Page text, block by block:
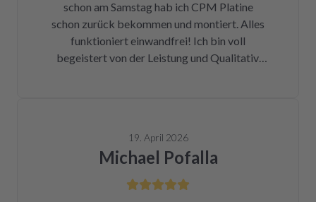
halbe Stunde, nachdem mein Paket
angekommen war, bekam ich eine Rechnung
der Reparatur und das Teil war wieder auf
dem Rückweg zu mir!!! Unglaublich. Leider
und angemacht. Und tada! Er läuft wieder! Ein
Träumchen. Danke, danke, danke. Wilk gar
nicht erst wissen, was der Mieltechniker
schon am Samstag hab ich CPM Platine
schon zurück bekommen und montiert. Alles
funktioniert einwandfrei! Ich bin voll
begeistert von der Leistung und Qualitativ.
19. April 2026
Michael Pofalla